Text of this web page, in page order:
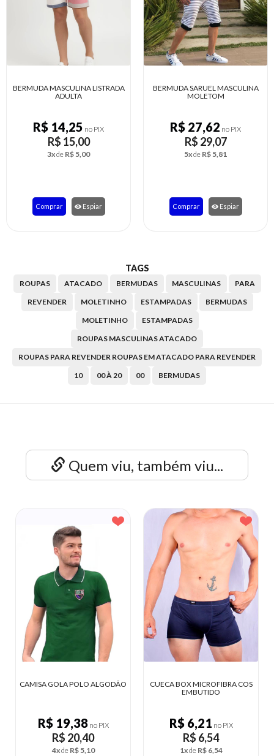
BERMUDA MASCULINA LISTRADA
ADULTA
R$ 14,25 no PIX
R$ 15,00
3xde R$ 5,00
Comprar Espiar
BERMUDA SARUEL MASCULINA
MOLETOM
R$ 27,62 no PIX
R$ 29,07
5xde R$ 5,81
Comprar Espiar
TAGS
ROUPAS ATACADO BERMUDAS MASCULINAS
PARA
REVENDER
MOLETINHO ESTAMPADAS
BERMUDAS
MOLETINHO
ESTAMPADAS
ROUPAS MASCULINAS ATACADO
ROUPAS PARA REVENDER ROUPAS EM ATACADO PARA REVENDER
10
00 À 20 00 BERMUDAS
Quem viu, também viu...
CUECA BOX MICROFIBRA COS
R$ 6,21no PIX
R$ 6,54
1x de R$ 6,54
CAMISA SOCIAL P/ UNIFORMES
DE IGREJA/EMPRESA (SOB
R$ 28,90no PIX
R$ 30,42
6x de R$ 5,07